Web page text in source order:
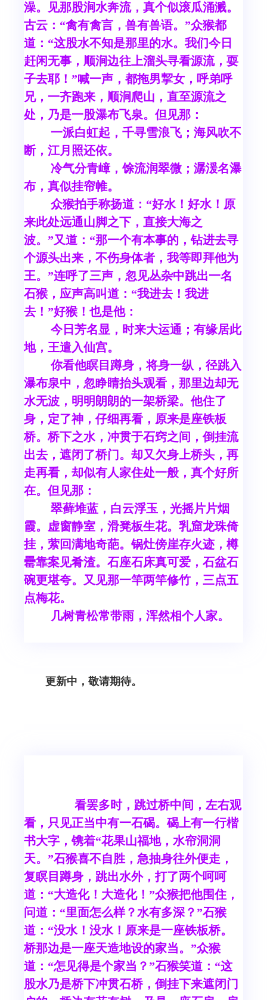
澡。见那股涧水奔流，真个似滚瓜涌溅。
古云：“禽有禽言，兽有兽语。”众猴都
道：“这股水不知是那里的水。我们今日
赶闲无事，顺涧边往上溜头寻看源流，耍
子去耶！”喊一声，都拖男挈女，呼弟呼
兄，一齐跑来，顺涧爬山，直至源流之
处，乃是一股瀑布飞泉。但见那：
一派白虹起，千寻雪浪飞；海风吹不
断，江月照还依。
冷气分青嶂，馀流润翠微；潺湲名瀑
布，真似挂帘帷。
众猴拍手称扬道：“好水！好水！原
来此处远通山脚之下，直接大海之
波。”又道：“那一个有本事的，钻进去寻
个源头出来，不伤身体者，我等即拜他为
王。”连呼了三声，忽见丛杂中跳出一名
石猴，应声高叫道：“我进去！我进
去！”好猴！也是他：
今日芳名显，时来大运通；有缘居此
地，王遣入仙宫。
你看他瞑目蹲身，将身一纵，径跳入
瀑布泉中，忽睁睛抬头观看，那里边却无
水无波，明明朗朗的一架桥梁。他住了
身，定了神，仔细再看，原来是座铁板
桥。桥下之水，冲贯于石窍之间，倒挂流
出去，遮闭了桥门。却又欠身上桥头，再
走再看，却似有人家住处一般，真个好所
在。但见那：
翠藓堆蓝，白云浮玉，光摇片片烟
霞。虚窗静室，滑凳板生花。乳窟龙珠倚
挂，萦回满地奇葩。锅灶傍崖存火迹，樽
罍靠案见肴渣。石座石床真可爱，石盆石
碗更堪夸。又见那一竿两竿修竹，三点五
点梅花。
几树青松常带雨，浑然相个人家。
更新中，敬请期待。
看罢多时，跳过桥中间，左右观
看，只见正当中有一石碣。碣上有一行楷
书大字，镌着“花果山福地，水帘洞洞
天。”石猴喜不自胜，急抽身往外便走，
复瞑目蹲身，跳出水外，打了两个呵呵
道：“大造化！大造化！”众猴把他围住，
问道：“里面怎么样？水有多深？”石猴
道：“没水！没水！原来是一座铁板桥。
桥那边是一座天造地设的家当。”众猴
道：“怎见得是个家当？”石猴笑道：“这
股水乃是桥下冲贯石桥，倒挂下来遮闭门